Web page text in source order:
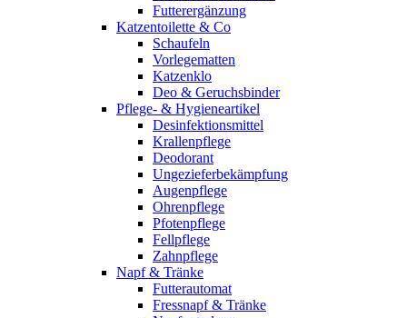
Futterergänzung
Katzentoilette & Co
Schaufeln
Vorlegematten
Katzenklo
Deo & Geruchsbinder
Pflege- & Hygieneartikel
Desinfektionsmittel
Krallenpflege
Deodorant
Ungezieferbekämpfung
Augenpflege
Ohrenpflege
Pfotenpflege
Fellpflege
Zahnpflege
Napf & Tränke
Futterautomat
Fressnapf & Tränke